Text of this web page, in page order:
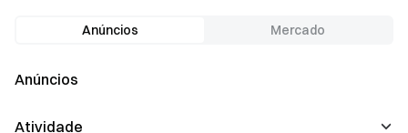
Anúncios Mercado
Anúncios
Atividade